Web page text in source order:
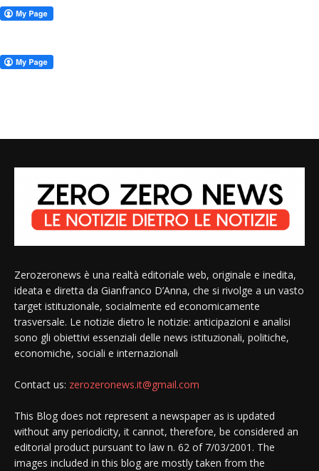
Zerozeronews è una realtà editoriale web, originale e inedita,
ideata e diretta da Gianfranco D’Anna, che si rivolge a un vasto
target istituzionale, socialmente ed economicamente
trasversale. Le notizie dietro le notizie: anticipazioni e analisi
sono gli obiettivi essenziali delle news istituzionali, politiche,
economiche, sociali e internazionali
Contact us: zerozeronews.it@gmail.com
This Blog does not represent a newspaper as is updated
without any periodicity, it cannot, therefore, be considered an
editorial product pursuant to law n. 62 of 7/03/2001. The
images included in this blog are mostly taken from the